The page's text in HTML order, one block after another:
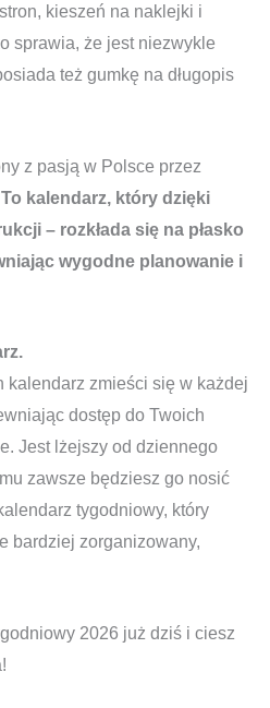
kieszeń na naklejki i
sprawia, że jest niezwykle
też gumkę na długopis
z pasją w Polsce przez
To kalendarz, który dzięki
– rozkłada się na płasko
wygodne planowanie i
kalendarz zmieści się w każdej
dostęp do Twoich
Jest lżejszy od dziennego
zawsze będziesz go nosić
tygodniowy, który
bardziej zorganizowany,
2026 już dziś i ciesz